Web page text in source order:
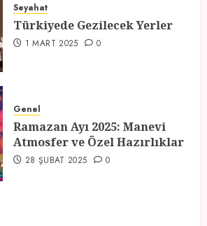
28 ŞUBAT 2025
Seyahat
Türkiyede Gezilecek Yerler
1 MART 2025 0
Genel
Ramazan Ayı 2025: Manevi
Atmosfer ve Özel Hazırlıklar
28 ŞUBAT 2025 0